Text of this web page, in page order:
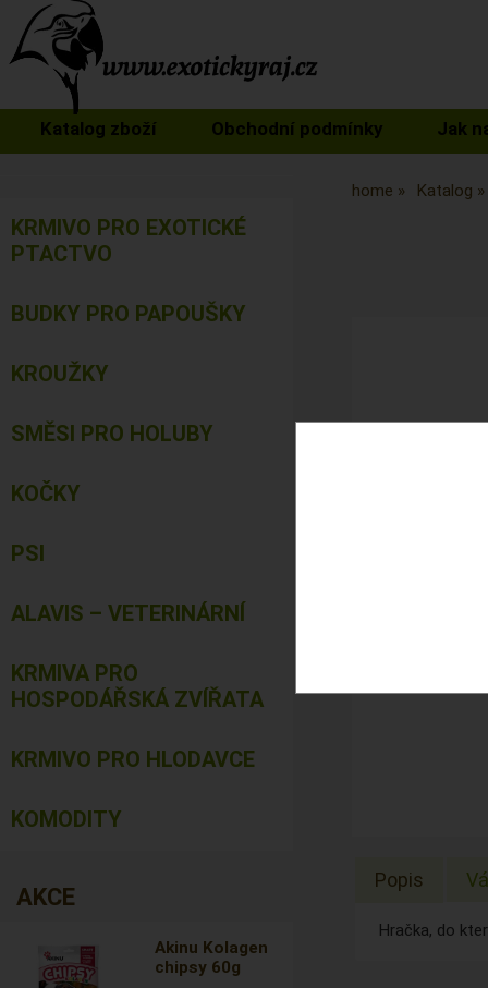
Katalog zboží Obchodní podmínky Jak
home Katalog
Popis
Hračka, do
KRMIVO PRO EXOTICKÉ
PTACTVO
BUDKY PRO PAPOUŠKY
KROUŽKY
SMĚSI PRO HOLUBY
KOČKY
PSI
ALAVIS – VETERINÁRNÍ
KRMIVA PRO
HOSPODÁŘSKÁ ZVÍŘATA
KRMIVO PRO HLODAVCE
KOMODITY
AKCE
Akinu Kolagen
chipsy 60g